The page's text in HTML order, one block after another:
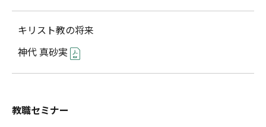
キリスト教の将来
神代 真砂実
教職セミナー